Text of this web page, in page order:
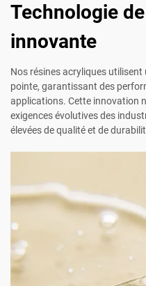
Technologie
innovante
Nos résines acryliques
pointe, garantissant des
applications. Cette innovation
exigences évolutives des
élevées de qualité et de